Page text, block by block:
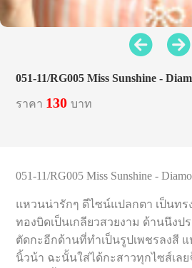
051-11/RG005 Miss Sunshine -
ราคา 130บาท
051-11/RG005 Miss Sunshine -
แหวนน่ารักๆ ดีไซน์แปลกตา เป็นทร
ทองบิดเป็นเกลียวสวยงาม ด้านนึงป
ตัดกะอีกด้านที่ทำเป็นรูปเพชรลงสี
นิ้วน้า ฉะนั้นใส่ได้กะสาวทุกไซส์เลย